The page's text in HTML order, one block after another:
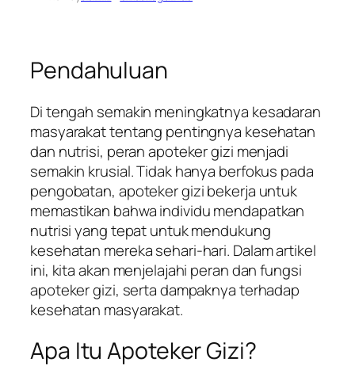
Pendahuluan
Di tengah semakin meningkatnya kesadaran
masyarakat tentang pentingnya kesehatan
dan nutrisi, peran apoteker gizi menjadi
semakin krusial. Tidak hanya berfokus pada
pengobatan, apoteker gizi bekerja untuk
memastikan bahwa individu mendapatkan
nutrisi yang tepat untuk mendukung
kesehatan mereka sehari-hari. Dalam artikel
ini, kita akan menjelajahi peran dan fungsi
apoteker gizi, serta dampaknya terhadap
kesehatan masyarakat.
Apa Itu Apoteker Gizi?